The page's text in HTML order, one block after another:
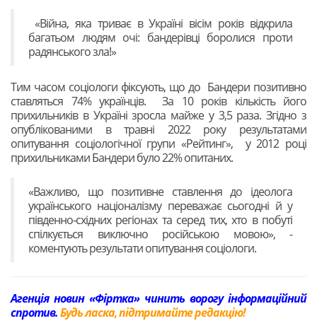
«Війна, яка триває в Україні вісім років відкрила
багатьом людям очі: бандерівці боролися проти
радянського зла!»
Тим часом соціологи фіксують, що до Бандери позитивно
ставляться 74% українців. За 10 років кількість його
прихильників в Україні зросла майже у 3,5 раза. Згідно з
опублікованими в травні 2022 року результатами
опитування соціологічної групи «Рейтинг», у 2012 році
прихильниками Бандери було 22% опитаних.
«Важливо, що позитивне ставлення до ідеолога
українського націоналізму переважає сьогодні й у
південно-східних регіонах та серед тих, хто в побуті
спілкується виключно російською мовою», -
коментують результати опитування соціологи.
Агенція новин «Фіртка» чинить ворогу інформаційний
спротив.Будь ласка, підтримайте редакцію!